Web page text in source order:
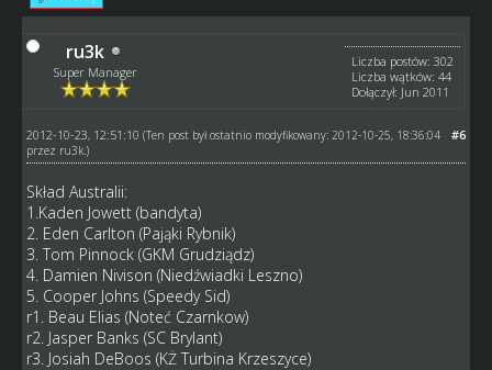
ru3k
Super Manager
Liczba postów: 302
Liczba wątków: 44
Dołączył: Jun 2011
#6
2012-10-23, 12:51:10 (Ten post był ostatnio modyfikowany: 2012-10-25, 18:36:04
przez ru3k.)
Skład Australii:
1.Kaden Jowett (bandyta)
2. Eden Carlton (Pająki Rybnik)
3. Tom Pinnock (GKM Grudziądz)
4. Damien Nivison (Niedźwiadki Leszno)
5. Cooper Johns (Speedy Sid)
r1. Beau Elias (Noteć Czarnkow)
r2. Jasper Banks (SC Brylant)
r3. Josiah DeBoos (KŻ Turbina Krzeszyce)